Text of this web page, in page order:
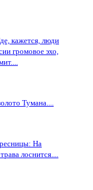
кажется, люди
громовое эхо,
Тумана....
ресницы: На
лоснится....